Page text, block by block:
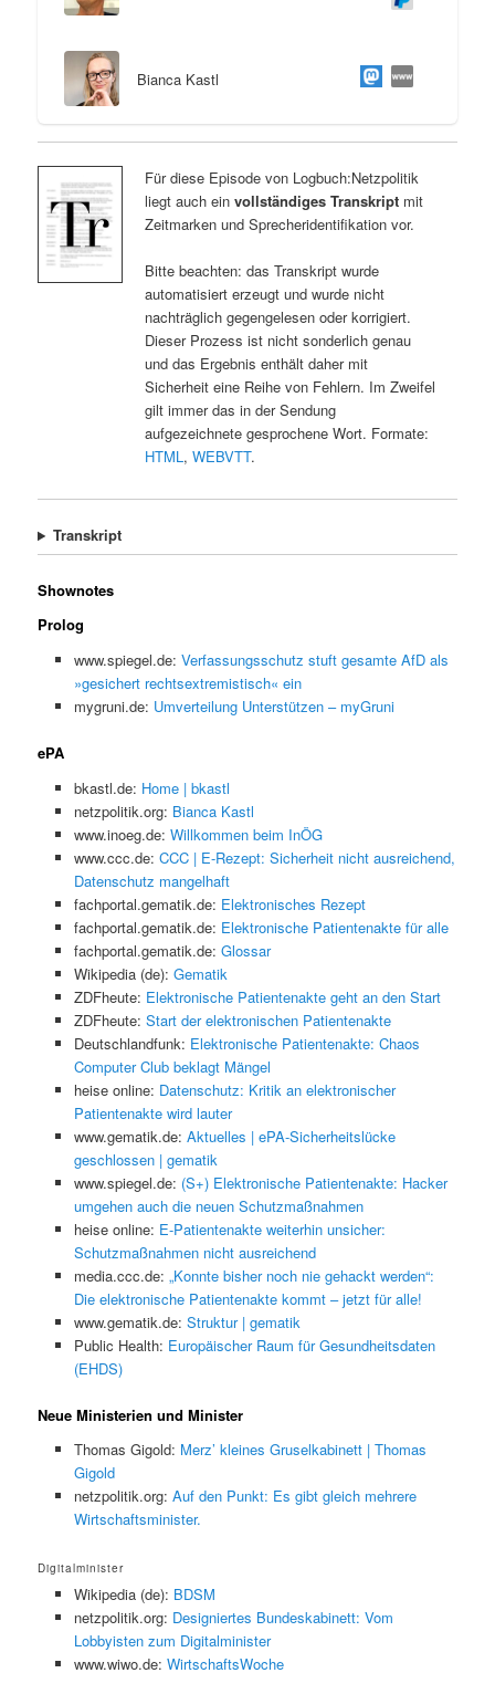
Bianca Kastl
Für diese Episode von Logbuch:Netzpolitik
liegt auch ein vollständiges Transkriptmit
Zeitmarken und Sprecheridentifikation vor.
Bitte beachten: das Transkript wurde
automatisiert erzeugt und wurde nicht
nachträglich gegengelesen oder korrigiert.
Dieser Prozess ist nicht sonderlich genau
und das Ergebnis enthält daher mit
Sicherheit eine Reihe von Fehlern. Im Zweifel
gilt immer das in der Sendung
aufgezeichnete gesprochene Wort. Formate:
HTML, WEBVTT.
Transkript
Shownotes
Prolog
www.spiegel.de: Verfassungsschutz stuft gesamte AfD als
»gesichert rechtsextremistisch« ein
mygruni.de: Umverteilung Unterstützen – myGruni
ePA
bkastl.de: Home | bkastl
netzpolitik.org: Bianca Kastl
www.inoeg.de: Willkommen beim InÖG
www.ccc.de: CCC | E-Rezept: Sicherheit nicht ausreichend,
Datenschutz mangelhaft
fachportal.gematik.de: Elektronisches Rezept
fachportal.gematik.de: Elektronische Patientenakte für alle
fachportal.gematik.de: Glossar
Wikipedia (de): Gematik
ZDFheute: Elektronische Patientenakte geht an den Start
ZDFheute: Start der elektronischen Patientenakte
Deutschlandfunk: Elektronische Patientenakte: Chaos
Computer Club beklagt Mängel
heise online: Datenschutz: Kritik an elektronischer
Patientenakte wird lauter
www.gematik.de: Aktuelles | ePA-Sicherheitslücke
geschlossen | gematik
www.spiegel.de: (S+) Elektronische Patientenakte: Hacker
umgehen auch die neuen Schutzmaßnahmen
heise online: E-Patientenakte weiterhin unsicher:
Schutzmaßnahmen nicht ausreichend
media.ccc.de: „Konnte bisher noch nie gehackt werden“:
Die elektronische Patientenakte kommt – jetzt für alle!
www.gematik.de: Struktur | gematik
Public Health: Europäischer Raum für Gesundheitsdaten
(EHDS)
Neue Ministerien und Minister
Thomas Gigold: Merz’ kleines Gruselkabinett | Thomas
Gigold
netzpolitik.org: Auf den Punkt: Es gibt gleich mehrere
Wirtschaftsminister.
Digitalminister
Wikipedia (de): BDSM
netzpolitik.org: Designiertes Bundeskabinett: Vom
Lobbyisten zum Digitalminister
www.wiwo.de: WirtschaftsWoche